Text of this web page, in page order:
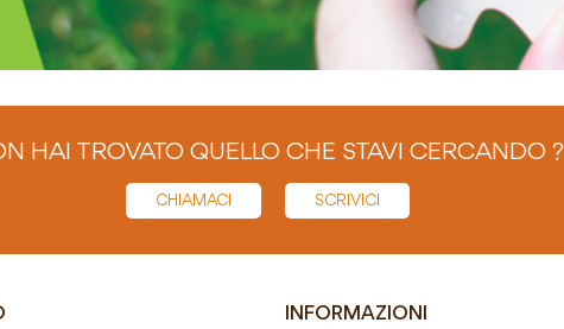
HAI TROVATO QUELLO CHE STAVI CERCANDO ?
CHIAMACI SCRIVICI
INFORMAZIONI